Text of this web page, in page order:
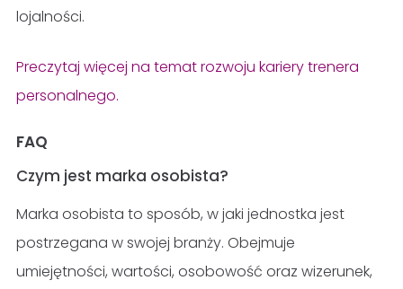
lojalności.
Preczytaj więcej na temat rozwoju kariery trenera
personalnego.
FAQ
Czym jest marka osobista?
Marka osobista to sposób, w jaki jednostka jest
postrzegana w swojej branży. Obejmuje
umiejętności, wartości, osobowość oraz wizerunek,